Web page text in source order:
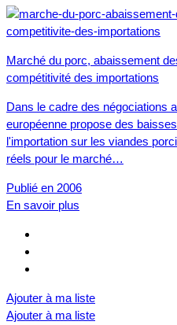
Marché du porc, abaissement
compétitivité des importations
Dans le cadre des négociations
européenne propose des
l'importation sur les viandes
réels pour le marché…
Publié en 2006
En savoir plus
Ajouter à ma liste
Ajouter à ma liste